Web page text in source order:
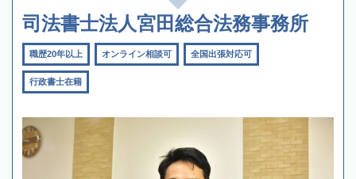
司法書士法人宮田総合法務事務所
職歴20年以上 オンライン相談可 全国出張対応可
行政書士在籍